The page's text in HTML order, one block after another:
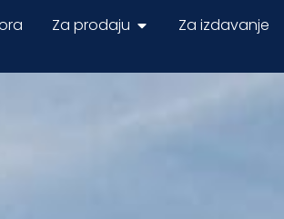
Za prodaju Za izdavanje